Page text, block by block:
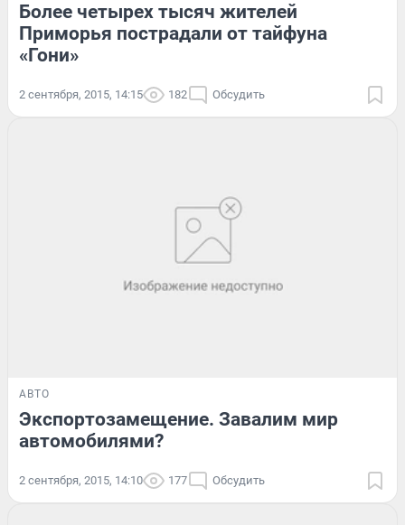
Более четырех тысяч жителей
Приморья пострадали от тайфуна
«Гони»
2 сентября, 2015, 14:15 182 Обсудить
АВТО
Экспортозамещение. Завалим мир
автомобилями?
2 сентября, 2015, 14:10 177 Обсудить